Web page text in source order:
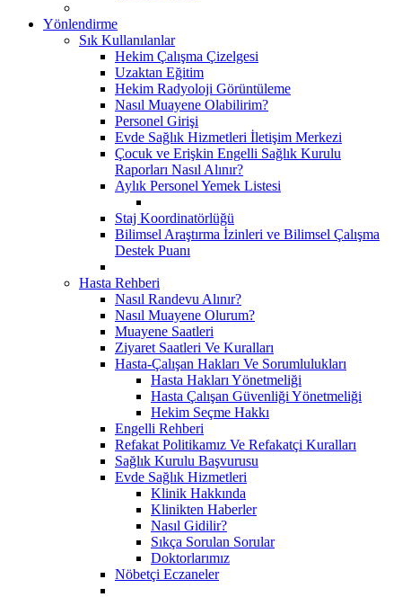
Yönlendirme
Sık Kullanılanlar
Hekim Çalışma Çizelgesi
Uzaktan Eğitim
Hekim Radyoloji Görüntüleme
Nasıl Muayene Olabilirim?
Personel Girişi
Evde Sağlık Hizmetleri İletişim Merkezi
Çocuk ve Erişkin Engelli Sağlık Kurulu
Raporları Nasıl Alınır?
Aylık Personel Yemek Listesi
Staj Koordinatörlüğü
Bilimsel Araştırma İzinleri ve Bilimsel Çalışma
Destek Puanı
Hasta Rehberi
Nasıl Randevu Alınır?
Nasıl Muayene Olurum?
Muayene Saatleri
Ziyaret Saatleri Ve Kuralları
Hasta-Çalışan Hakları Ve Sorumlulukları
Hasta Hakları Yönetmeliği
Hasta Çalışan Güvenliği Yönetmeliği
Hekim Seçme Hakkı
Engelli Rehberi
Refakat Politikamız Ve Refakatçi Kuralları
Sağlık Kurulu Başvurusu
Evde Sağlık Hizmetleri
Klinik Hakkında
Klinikten Haberler
Nasıl Gidilir?
Sıkça Sorulan Sorular
Doktorlarımız
Nöbetçi Eczaneler